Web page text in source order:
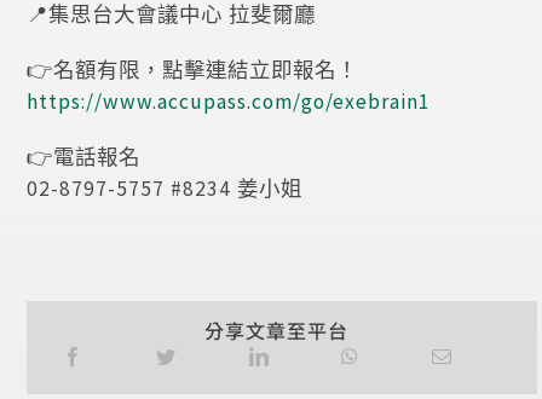
📍集思台大會議中心 拉斐爾廳
👉名額有限，點擊連結立即報名！
https://www.accupass.com/go/exebrain1
👉電話報名
02-8797-5757 #8234 姜小姐
分享文章至平台